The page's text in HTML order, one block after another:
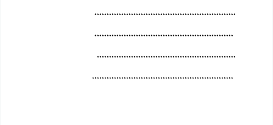
..........................................................
.........................................................
.........................................................
..........................................................